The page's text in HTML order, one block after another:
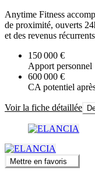
Anytime Fitness
de proximité, ouverts
et des revenus
150 000 €
Apport personnel
600 000 €
CA potentiel
Voir la fiche détaillée
Mettre en favoris